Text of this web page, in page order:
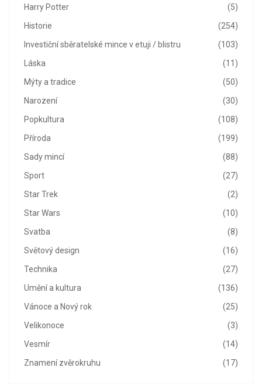
(5)
Harry Potter
(254)
Historie
(103)
Investiční sběratelské mince v etuji / blistru
(11)
Láska
(50)
Mýty a tradice
(30)
Narození
(108)
Popkultura
(199)
Příroda
(88)
Sady mincí
(27)
Sport
(2)
Star Trek
(10)
Star Wars
(8)
Svatba
(16)
Světový design
(27)
Technika
(136)
Umění a kultura
(25)
Vánoce a Nový rok
(3)
Velikonoce
(14)
Vesmír
(17)
Znamení zvěrokruhu